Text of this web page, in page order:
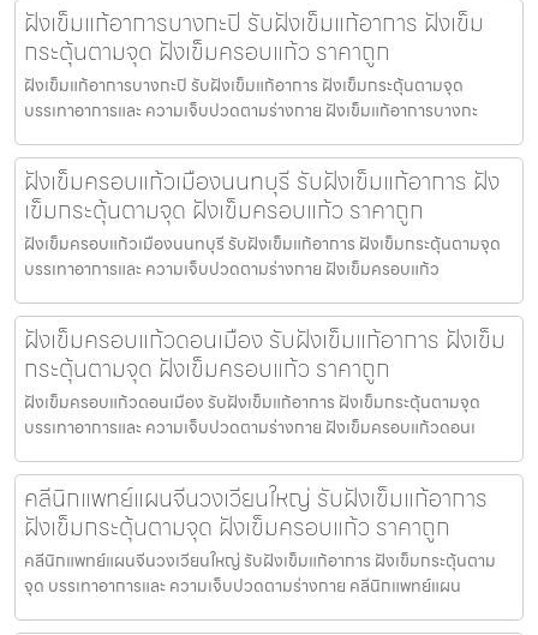
ฝังเข็มแก้อาการบางกะปิ รับฝังเข็มแก้อาการ ฝังเข็ม
กระตุ้นตามจุด ฝังเข็มครอบแก้ว ราคาถูก
ฝังเข็มแก้อาการบางกะปิ รับฝังเข็มแก้อาการ ฝังเข็มกระตุ้นตามจุด
บรรเทาอาการและ ความเจ็บปวดตามร่างกาย ฝังเข็มแก้อาการบางกะ
ฝังเข็มครอบแก้วเมืองนนทบุรี รับฝังเข็มแก้อาการ ฝัง
เข็มกระตุ้นตามจุด ฝังเข็มครอบแก้ว ราคาถูก
ฝังเข็มครอบแก้วเมืองนนทบุรี รับฝังเข็มแก้อาการ ฝังเข็มกระตุ้นตามจุด
บรรเทาอาการและ ความเจ็บปวดตามร่างกาย ฝังเข็มครอบแก้ว
ฝังเข็มครอบแก้วดอนเมือง รับฝังเข็มแก้อาการ ฝังเข็ม
กระตุ้นตามจุด ฝังเข็มครอบแก้ว ราคาถูก
ฝังเข็มครอบแก้วดอนเมือง รับฝังเข็มแก้อาการ ฝังเข็มกระตุ้นตามจุด
บรรเทาอาการและ ความเจ็บปวดตามร่างกาย ฝังเข็มครอบแก้วดอนเ
คลีนิกแพทย์แผนจีนวงเวียนใหญ่ รับฝังเข็มแก้อาการ
ฝังเข็มกระตุ้นตามจุด ฝังเข็มครอบแก้ว ราคาถูก
คลีนิกแพทย์แผนจีนวงเวียนใหญ่ รับฝังเข็มแก้อาการ ฝังเข็มกระตุ้นตาม
จุด บรรเทาอาการและ ความเจ็บปวดตามร่างกาย คลีนิกแพทย์แผน